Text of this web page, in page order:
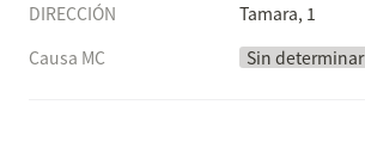
DIRECCIÓN
Tamara, 1
Causa MC
Sin determinar